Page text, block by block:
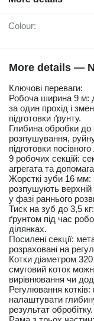
Colour:
More details —
Ключові переваги:
Робоча ширина 9 м:
за один прохід і
підготовки ґрунту.
Глибина обробки до
розпушування,
підготовки
9 робочих секцій:
агрегата та
Жорсткі зуби 16 мм:
розпушують
у фазі раннього
Тиск на зуб до 3,5
ґрунтом під час
ділянках.
Посилені секції:
розраховані на
Котки діаметром
смуговий коток
вирівнювання чи
Регулювання
налаштувати
результат обробітку.